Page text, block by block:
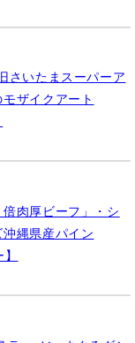
さいたまスーパーア
ザイクアート
縄県産パイン
】
ラーメン まぐろダシ
定】